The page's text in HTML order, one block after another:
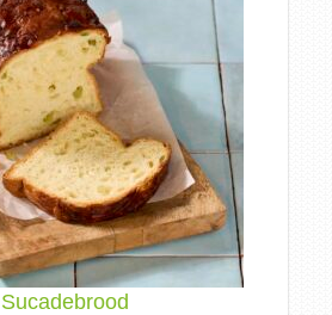
Sucadebrood